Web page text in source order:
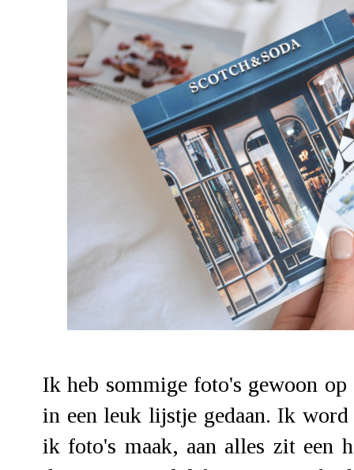
Ik heb sommige foto's gewoon
in een leuk lijstje gedaan. Ik
ik foto's maak, aan alles zit een